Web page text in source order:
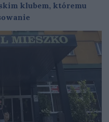
klubem, któremu